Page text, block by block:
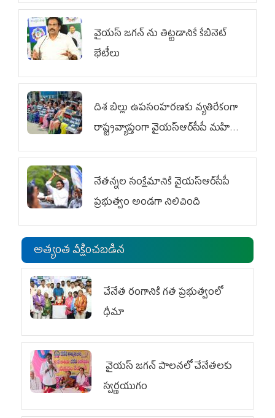
వైయ‌స్ జగన్‌ ను తిట్టడానికే కేబినెట్‌
భేటీలు
దిశ బిల్లు ఉపసంహరణకు వ్యతిరేకంగా
రాష్ట్రవ్యాప్తంగా వైయ‌స్ఆర్‌సీపీ మహిళా
విభాగం ఆందోళనలు
నేతన్నల సంక్షేమానికి వైయ‌స్ఆర్‌సీపీ
ప్రభుత్వం అండగా నిలిచింది
అత్యంత వీక్షించబడిన
చేనేత రంగానికి గత ప్రభుత్వంలో
ధీమా
వైయ‌స్ జగన్ పాలనలో చేనేతలకు
స్వర్ణయుగం